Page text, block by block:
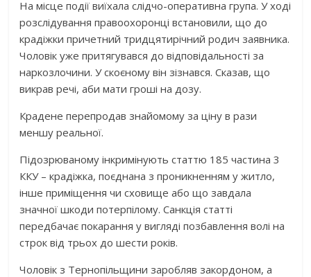
На місце події виїхала слідчо-оперативна група. У ході
розслідування правоохоронці встановили, що до
крадіжки причетний тридцятирічний родич заявника.
Чоловік уже притягувався до відповідальності за
наркозлочини. У скоєному він зізнався. Сказав, що
викрав речі, аби мати гроші на дозу.
Крадене перепродав знайомому за ціну в рази
меншу реальної.
Підозрюваному інкримінують статтю 185 частина 3
ККУ – крадіжка, поєднана з проникненням у житло,
інше приміщення чи сховище або що завдала
значної шкоди потерпілому. Санкція статті
передбачає покарання у вигляді позбавлення волі на
строк від трьох до шести років.
Чоловік з Тернопільщини заробляв закордоном, а